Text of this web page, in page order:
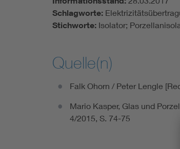
Schlagworte:
Stichworte: Isolator;
Quelle(n)
Falk Ohorn / Peter Lengle
Mario Kasper, Glas und
4/2015, S. 74-75